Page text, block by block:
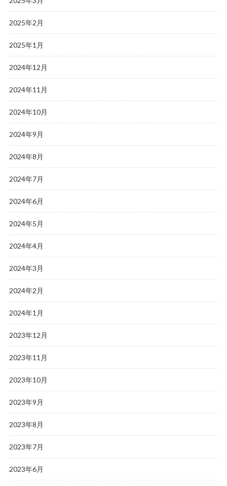
2025年2月
2025年1月
2024年12月
2024年11月
2024年10月
2024年9月
2024年8月
2024年7月
2024年6月
2024年5月
2024年4月
2024年3月
2024年2月
2024年1月
2023年12月
2023年11月
2023年10月
2023年9月
2023年8月
2023年7月
2023年6月